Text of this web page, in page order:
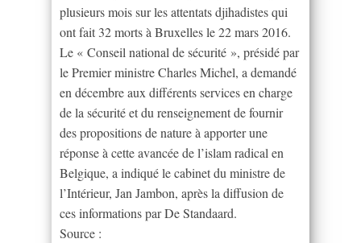
plusieurs mois sur les attentats djihadistes qui
ont fait 32 morts à Bruxelles le 22 mars 2016.
Le « Conseil national de sécurité », présidé par
le Premier ministre Charles Michel, a demandé
en décembre aux différents services en charge
de la sécurité et du renseignement de fournir
des propositions de nature à apporter une
réponse à cette avancée de l’islam radical en
Belgique, a indiqué le cabinet du ministre de
l’Intérieur, Jan Jambon, après la diffusion de
ces informations par De Standaard.
Source :